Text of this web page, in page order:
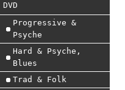
DVD
Progressive &
Psyche
Hard & Psyche,
Blues
Trad & Folk